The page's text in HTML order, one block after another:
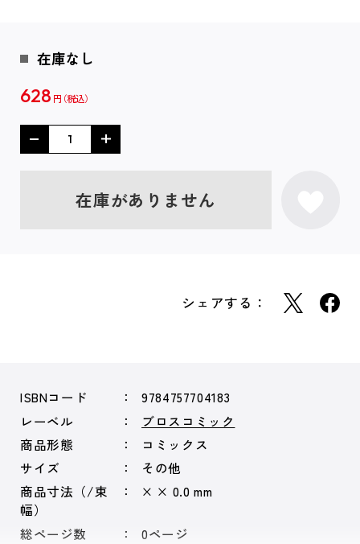
在庫なし
628 円
在庫がありません
シェアする：
ISBNコード
9784757704183
レーベル
ブロスコミック
商品形態
コミックス
サイズ
その他
商品寸法（/束
幅）
× × 0.0 mm
総ページ数
0ページ